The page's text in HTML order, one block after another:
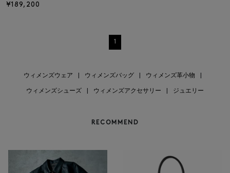
¥189,200
1
ウィメンズウェア ウィメンズバッグ ウィメンズ革小物
ウィメンズシューズ ウィメンズアクセサリー ジュエリー
RECOMMEND